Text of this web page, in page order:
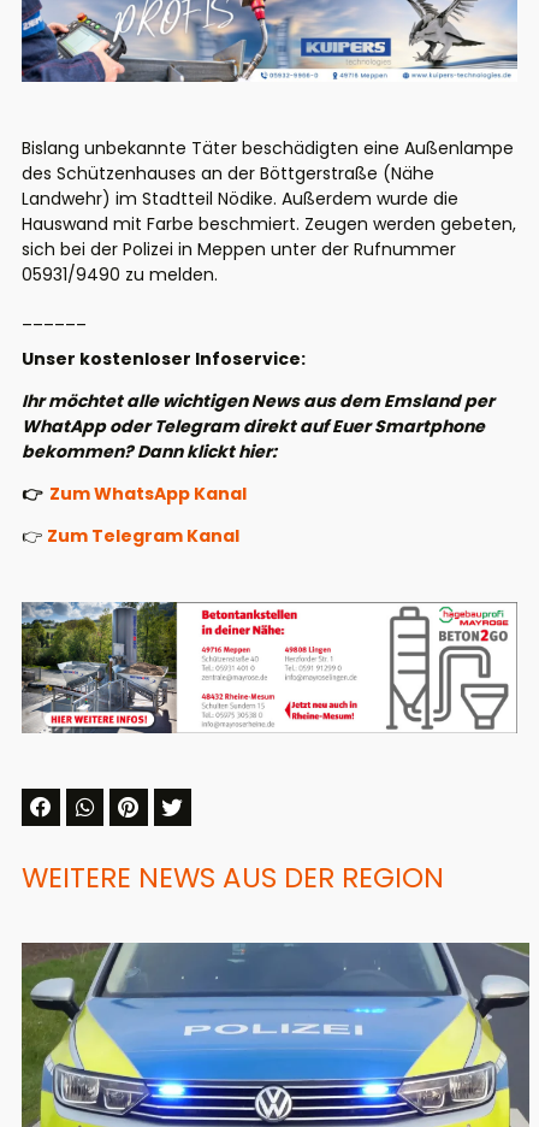
Bislang unbekannte Täter beschädigten eine Außenlampe
des Schützenhauses an der Böttgerstraße (Nähe
Landwehr) im Stadtteil Nödike. Außerdem wurde die
Hauswand mit Farbe beschmiert. Zeugen werden gebeten,
sich bei der Polizei in Meppen unter der Rufnummer
05931/9490 zu melden.
Unser kostenloser Infoservice:
Ihr möchtet alle wichtigen News aus dem Emsland per
WhatApp oder Telegram direkt auf Euer Smartphone
bekommen? Dann klickt hier:
👉 Zum WhatsApp Kanal
👉 Zum Telegram Kanal
WEITERE NEWS AUS DER REGION